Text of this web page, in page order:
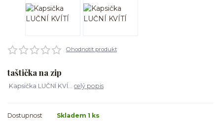
Ohodnotit produkt
taštička na zip
Kapsička LUČNÍ KVÍ... celý popis
Dostupnost Skladem 1 ks